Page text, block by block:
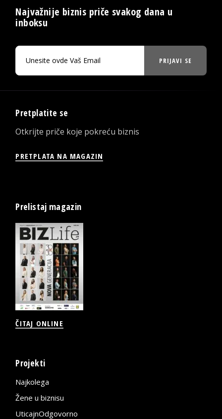
Najvažnije biznis priče svakog dana u
inboksu
PRIJAVI SE
Pretplatite se
Otkrijte priče koje pokreću biznis
PRETPLATA NA MAGAZIN
Prelistaj magazin
ČITAJ ONLINE
Projekti
Najkolega
Žene u biznisu
UticajnOdgovorno